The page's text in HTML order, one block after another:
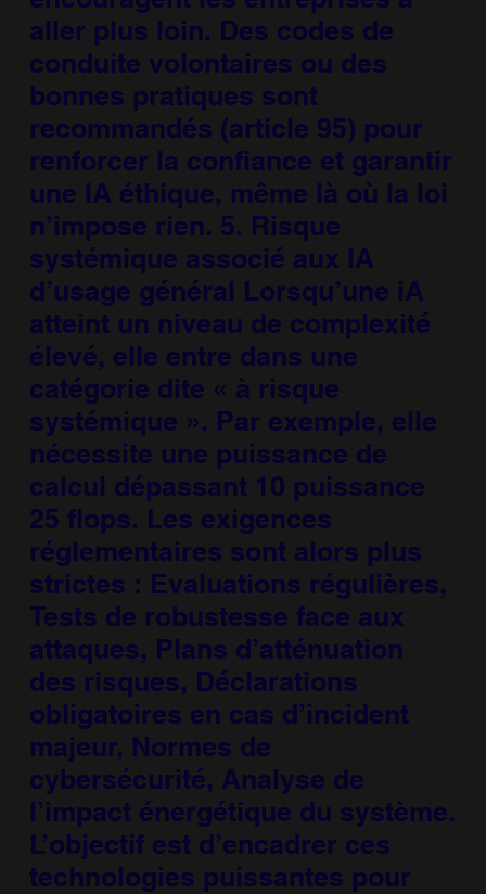
aller plus loin. Des codes de
conduite volontaires ou des
bonnes pratiques sont
recommandés (article 95) pour
renforcer la confiance et garantir
une IA éthique, même là où la loi
n’impose rien. 5. Risque
systémique associé aux IA
d’usage général Lorsqu’une iA
atteint un niveau de complexité
élevé, elle entre dans une
catégorie dite « à risque
systémique ». Par exemple, elle
nécessite une puissance de
calcul dépassant 10 puissance
25 flops. Les exigences
réglementaires sont alors plus
strictes : Evaluations régulières,
Tests de robustesse face aux
attaques, Plans d’atténuation
des risques, Déclarations
obligatoires en cas d’incident
majeur, Normes de
cybersécurité, Analyse de
l’impact énergétique du système.
L’objectif est d’encadrer ces
technologies puissantes pour